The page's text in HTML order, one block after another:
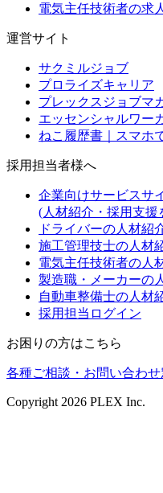
電気主任技術者の求
運営サイト
サクミルジョブ
プロライズキャリア
プレックスジョブマ
エッセンシャルワー
ねこ履歴書｜スマホ
採用担当者様へ
企業向けサービスサ
(人材紹介・採用支
ドライバーの人材紹
施工管理技士の人材
電気主任技術者の人
製造職・メーカーの
自動車整備士の人材
採用担当ログイン
お困りの方はこちら
各種ご相談・お問い合わせ
Copyright 2026 PLEX Inc.